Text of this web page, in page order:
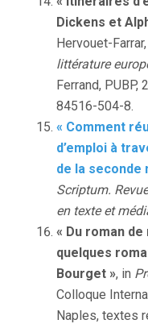
Dickens et
Hervouet-Farrar,
littérature
Ferrand, PUBP,
84516-504-8.
« Comment
d’emploi à
de la seconde
Scriptum.
en texte et
« Du roman
quelques
Bourget », in
Colloque
Naples, textes